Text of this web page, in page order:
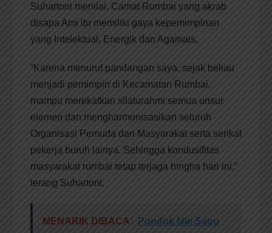
Suhartoni menilai, Camat Rumbai yang akrab
disapa Ami itu memiliki gaya kepemimpinan
yang Intelektual, Energik dan Agamais.
“Karena menurut pandangan saya, sejak beliau
menjadi pemimpin di Kecamatan Rumbai,
mampu merekatkan silaturahmi semua unsur
elemen dan mengharmonisasikan seluruh
Organisasi Pemuda dan Masyarakat serta serikat
pekerja buruh lainya. Sehingga kondusifitas
masyarakat rumbai tetap terjaga hingha hari ini,”
terang Suhartoni.
MENARIK DIBACA:
Pondok Mie Sagu